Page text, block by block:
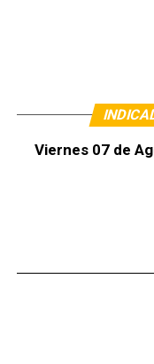
Viernes 07 de